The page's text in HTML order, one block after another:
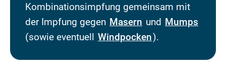
Kombinationsimpfung gemeinsam mit
der Impfung gegen Masern und Mumps
(sowie eventuell Windpocken).